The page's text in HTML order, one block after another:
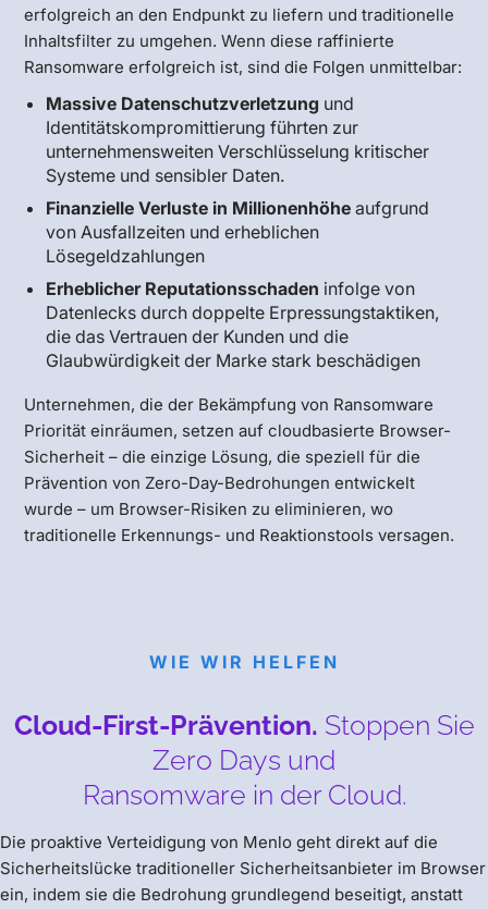
erfolgreich an den Endpunkt zu liefern und traditionelle
Inhaltsfilter zu umgehen. Wenn diese raffinierte
Ransomware erfolgreich ist, sind die Folgen unmittelbar:
Massive Datenschutzverletzung und
Identitätskompromittierung führten zur
unternehmensweiten Verschlüsselung kritischer
Systeme und sensibler Daten.
Finanzielle Verluste in Millionenhöhe aufgrund
von Ausfallzeiten und erheblichen
Lösegeldzahlungen
Erheblicher Reputationsschaden infolge von
Datenlecks durch doppelte Erpressungstaktiken,
die das Vertrauen der Kunden und die
Glaubwürdigkeit der Marke stark beschädigen
Unternehmen, die der Bekämpfung von Ransomware
Priorität einräumen, setzen auf cloudbasierte Browser-
Sicherheit – die einzige Lösung, die speziell für die
Prävention von Zero-Day-Bedrohungen entwickelt
wurde – um Browser-Risiken zu eliminieren, wo
traditionelle Erkennungs- und Reaktionstools versagen.
WIE WIR HELFEN
Cloud-First-Prävention. Stoppen Sie
Zero Days und
Ransomware in der Cloud.
Die proaktive Verteidigung von Menlo geht direkt auf die
Sicherheitslücke traditioneller Sicherheitsanbieter im Browser
ein, indem sie die Bedrohung grundlegend beseitigt, anstatt